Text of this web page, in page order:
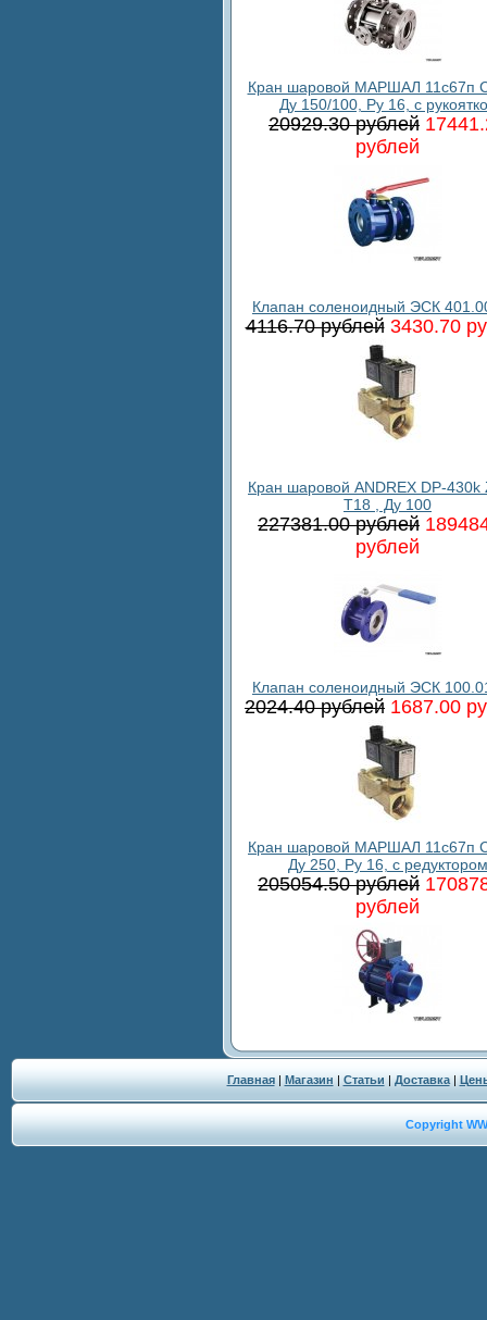
Кран шаровой МАРШАЛ 11с67п
Ду 150/100, Ру 16, с
20929.30 рублей
рублей
Клапан соленоидный ЭСК
4116.70 рублей 3430.70
Кран шаровой ANDREX DP-430k
T18 , Ду 100
227381.00 рублей
рублей
Клапан соленоидный ЭСК
2024.40 рублей 1687.00
Кран шаровой МАРШАЛ 11с67п
Ду 250, Ру 16, с редуктором
205054.50 рублей
рублей
Главная| Магазин | Статьи | Доставка|
Copyright